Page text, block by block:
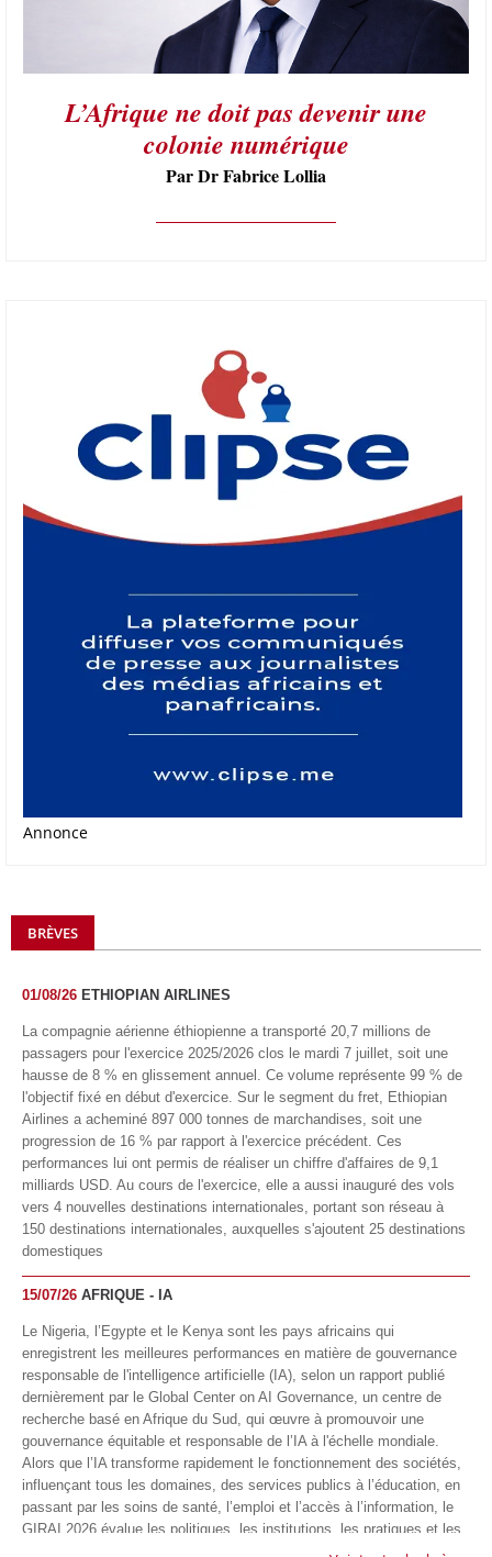
L’Afrique ne doit pas devenir une
colonie numérique
Par Dr Fabrice Lollia
Annonce
BRÈVES
01/08/26 ETHIOPIAN AIRLINES
La compagnie aérienne éthiopienne a transporté 20,7 millions de
passagers pour l'exercice 2025/2026 clos le mardi 7 juillet, soit une
hausse de 8 % en glissement annuel. Ce volume représente 99 % de
l'objectif fixé en début d'exercice. Sur le segment du fret, Ethiopian
Airlines a acheminé 897 000 tonnes de marchandises, soit une
progression de 16 % par rapport à l'exercice précédent. Ces
performances lui ont permis de réaliser un chiffre d'affaires de 9,1
milliards USD. Au cours de l'exercice, elle a aussi inauguré des vols
vers 4 nouvelles destinations internationales, portant son réseau à
150 destinations internationales, auxquelles s'ajoutent 25 destinations
domestiques
15/07/26 AFRIQUE - IA
Le Nigeria, l’Egypte et le Kenya sont les pays africains qui
enregistrent les meilleures performances en matière de gouvernance
responsable de l'intelligence artificielle (IA), selon un rapport publié
dernièrement par le Global Center on AI Governance, un centre de
recherche basé en Afrique du Sud, qui œuvre à promouvoir une
gouvernance équitable et responsable de l’IA à l'échelle mondiale.
Alors que l’IA transforme rapidement le fonctionnement des sociétés,
influençant tous les domaines, des services publics à l’éducation, en
passant par les soins de santé, l’emploi et l’accès à l’information, le
GIRAI 2026 évalue les politiques, les institutions, les pratiques et les
conditions générales de gouvernance qui favorisent un déploiement